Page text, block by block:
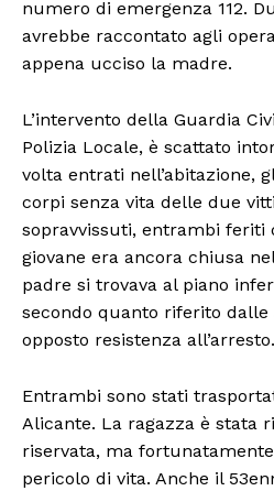
numero di emergenza 112.
avrebbe raccontato agli
appena ucciso la madre.
L’intervento della Guardia
Polizia Locale, è scattato
volta entrati nell’abitazione,
corpi senza vita delle due
sopravvissuti, entrambi feriti
giovane era ancora chiusa
padre si trovava al piano
secondo quanto riferito
opposto resistenza all’arresto.
Entrambi sono stati
Alicante. La ragazza è stata
riservata, ma
pericolo di vita. Anche il